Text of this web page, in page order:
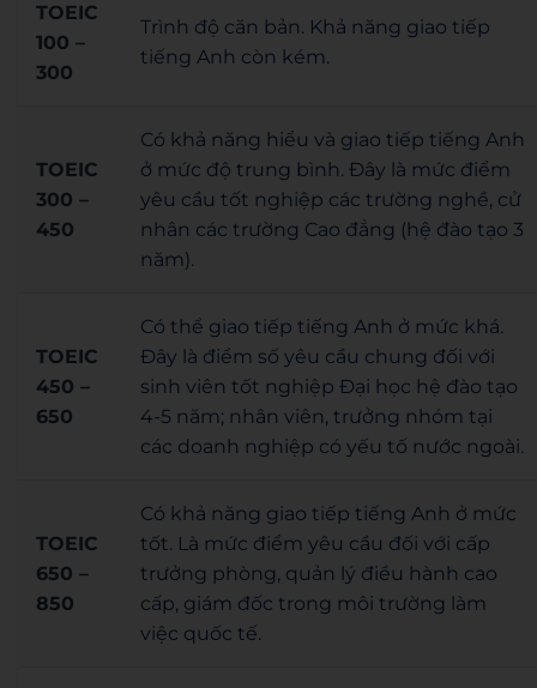
TOEIC
100 –
300
Trình độ căn bản. Khả năng giao tiếp
tiếng Anh còn kém.
TOEIC
300 –
450
Có khả năng hiểu và giao tiếp tiếng Anh
ở mức độ trung bình. Đây là mức điểm
yêu cầu tốt nghiệp các trường nghề, cử
nhân các trường Cao đẳng (hệ đào tạo 3
năm).
TOEIC
450 –
650
Có thể giao tiếp tiếng Anh ở mức khá.
Đây là điểm số yêu cầu chung đối với
sinh viên tốt nghiệp Đại học hệ đào tạo
4-5 năm; nhân viên, trưởng nhóm tại
các doanh nghiệp có yếu tố nước ngoài.
TOEIC
650 –
850
Có khả năng giao tiếp tiếng Anh ở mức
tốt. Là mức điểm yêu cầu đối với cấp
trưởng phòng, quản lý điều hành cao
cấp, giám đốc trong môi trường làm
việc quốc tế.